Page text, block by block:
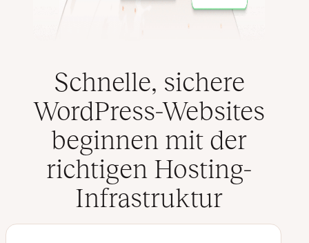
Schnelle, sichere
WordPress-Websites
beginnen mit der
richtigen Hosting-
Infrastruktur